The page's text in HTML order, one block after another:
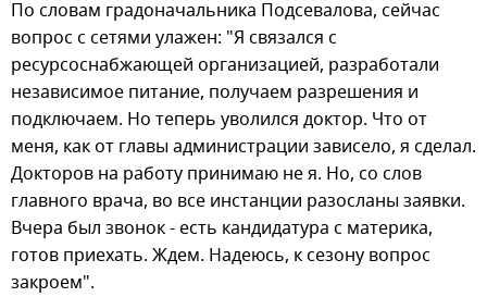
По словам градоначальника Подсевалова, сейчас
вопрос с сетями улажен: "Я связался с
ресурсоснабжающей организацией, разработали
независимое питание, получаем разрешения и
подключаем. Но теперь уволился доктор. Что от
меня, как от главы администрации зависело, я сделал.
Докторов на работу принимаю не я. Но, со слов
главного врача, во все инстанции разосланы заявки.
Вчера был звонок - есть кандидатура с материка,
готов приехать. Ждем. Надеюсь, к сезону вопрос
закроем".